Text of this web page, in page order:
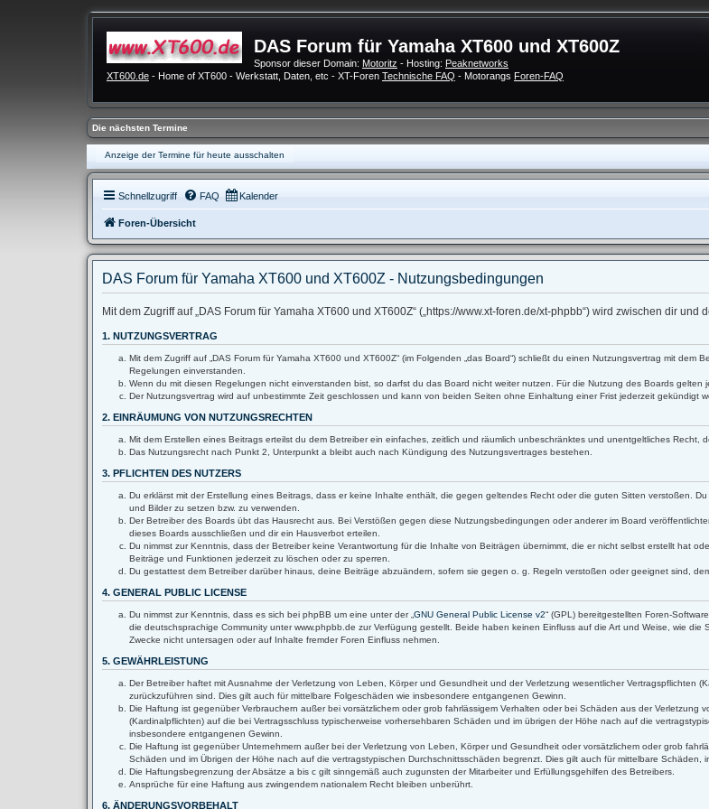
DAS Forum für Yamaha XT600 und XT600Z
Sponsor dieser Domain: Motoritz - Hosting: Peaknetworks
XT600.de - Home of XT600 - Werkstatt, Daten, etc - XT-Foren Technische FAQ - Motorangs Foren-FAQ
Die nächsten Termine
Anzeige der Termine für heute ausschalten
Schnellzugriff FAQ Kalender
Foren-Übersicht
DAS Forum für Yamaha XT600 und XT600Z - Nutzungsbedingungen
Mit dem Zugriff auf „DAS Forum für Yamaha XT600 und XT600Z“ („https://www.xt-foren.de/xt-phpbb“) wird zwischen dir
1. NUTZUNGSVERTRAG
Mit dem Zugriff auf „DAS Forum für Yamaha XT600 und XT600Z“ (im Folgenden „das Board“) schließt du einen Nutzungsvertrag mit dem
Regelungen einverstanden.
Wenn du mit diesen Regelungen nicht einverstanden bist, so darfst du das Board nicht weiter nutzen. Für die Nutzung des Boards gelten
Der Nutzungsvertrag wird auf unbestimmte Zeit geschlossen und kann von beiden Seiten ohne Einhaltung einer Frist jederzeit gekündigt
2. EINRÄUMUNG VON NUTZUNGSRECHTEN
Mit dem Erstellen eines Beitrags erteilst du dem Betreiber ein einfaches, zeitlich und räumlich unbeschränktes und unentgeltliches Recht,
Das Nutzungsrecht nach Punkt 2, Unterpunkt a bleibt auch nach Kündigung des Nutzungsvertrages bestehen.
3. PFLICHTEN DES NUTZERS
Du erklärst mit der Erstellung eines Beitrags, dass er keine Inhalte enthält, die gegen geltendes Recht oder die guten Sitten verstoßen.
und Bilder zu setzen bzw. zu verwenden.
Der Betreiber des Boards übt das Hausrecht aus. Bei Verstößen gegen diese Nutzungsbedingungen oder anderer im Board
dieses Boards ausschließen und dir ein Hausverbot erteilen.
Du nimmst zur Kenntnis, dass der Betreiber keine Verantwortung für die Inhalte von Beiträgen übernimmt, die er nicht selbst erstellt hat
Beiträge und Funktionen jederzeit zu löschen oder zu sperren.
Du gestattest dem Betreiber darüber hinaus, deine Beiträge abzuändern, sofern sie gegen o. g. Regeln verstoßen oder geeignet sind,
4. GENERAL PUBLIC LICENSE
Du nimmst zur Kenntnis, dass es sich bei phpBB um eine unter der „ GNU General Public License v2“ (GPL) bereitgestellten Foren-
die deutschsprachige Community unter www.phpbb.de zur Verfügung gestellt. Beide haben keinen Einfluss auf die Art und Weise, wie
Zwecke nicht untersagen oder auf Inhalte fremder Foren Einfluss nehmen.
5. GEWÄHRLEISTUNG
Der Betreiber haftet mit Ausnahme der Verletzung von Leben, Körper und Gesundheit und der Verletzung wesentlicher Vertragspflichten
zurückzuführen sind. Dies gilt auch für mittelbare Folgeschäden wie insbesondere entgangenen Gewinn.
Die Haftung ist gegenüber Verbrauchern außer bei vorsätzlichem oder grob fahrlässigem Verhalten oder bei Schäden aus der
(Kardinalpflichten) auf die bei Vertragsschluss typischerweise vorhersehbaren Schäden und im übrigen der Höhe nach auf die
insbesondere entgangenen Gewinn.
Die Haftung ist gegenüber Unternehmern außer bei der Verletzung von Leben, Körper und Gesundheit oder vorsätzlichem oder grob
Schäden und im Übrigen der Höhe nach auf die vertragstypischen Durchschnittsschäden begrenzt. Dies gilt auch für mittelbare Schäden,
Die Haftungsbegrenzung der Absätze a bis c gilt sinngemäß auch zugunsten der Mitarbeiter und Erfüllungsgehilfen des Betreibers.
Ansprüche für eine Haftung aus zwingendem nationalem Recht bleiben unberührt.
6. ÄNDERUNGSVORBEHALT